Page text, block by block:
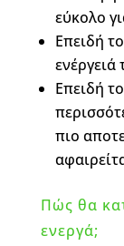
εύκολο
Επειδή
ενέργειά
Επειδή
πιο
Πώς θα
ενεργά;